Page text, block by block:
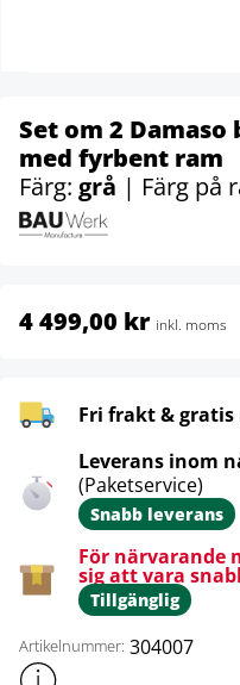
Set om 2
med fyrbent ram
Färg: grå | Färg på
4 499,00 kr inkl. moms
Fri frakt &
Leverans inom
(Paketservice)
Snabb leverans
För närvarande
sig att vara
Tillgänglig
Artikelnummer: 304007
Visa mer produktinformation